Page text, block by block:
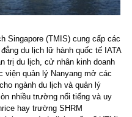
Singapore (TMIS) cung cấp các
du lịch lữ hành quốc tế IATA
trị du lịch, cử nhân kinh doanh
viện quản lý Nanyang mở các
ngành du lịch và quản lý
nhiều trường nổi tiếng và uy
hay trường SHRM